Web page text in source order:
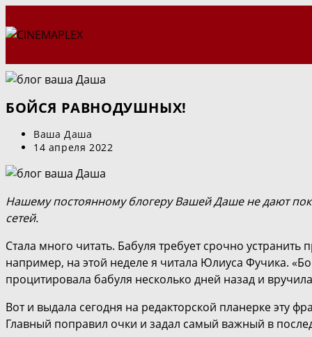
к
БОЙСЯ РАВНОДУШНЫХ!
Автор
записи:
Ваша Даша
Запись
14 апреля 2022
Нашему постоянному блогеру Вашей Даше не дают
сетей.
Стала много читать. Бабуля требует срочно
например, на этой неделе я читала Юлиуса Фучика.
процитировала бабуля несколько дней назад и
Вот и выдала сегодня на редакторской планерке
Главный поправил очки и задал самый важный в